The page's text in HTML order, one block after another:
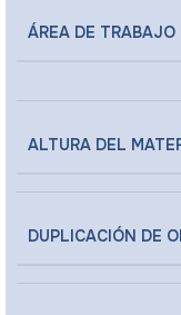
ÁREA DE TRABAJO
ALTURA DEL
DUPLICACIÓN DE